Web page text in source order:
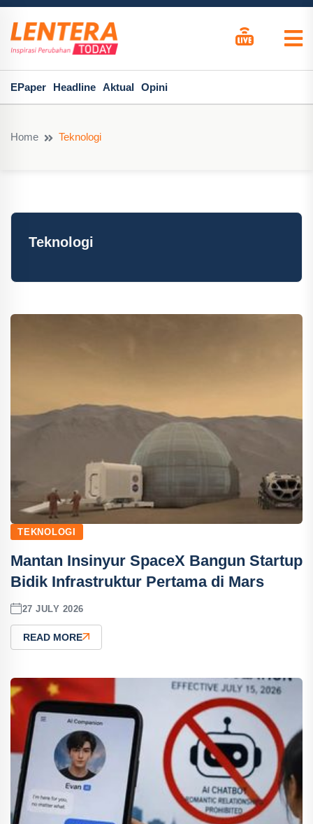
EPaper Headline Aktual Opini
Home Teknologi
Teknologi
TEKNOLOGI
Mantan Insinyur SpaceX Bangun Startup
Bidik Infrastruktur Pertama di Mars
27 JULY 2026
READ MORE